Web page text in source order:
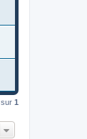
sur 1